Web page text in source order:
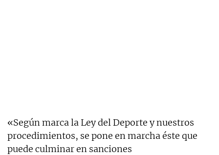
«Según marca la Ley del Deporte y nuestros
procedimientos, se pone en marcha éste que
puede culminar en sanciones